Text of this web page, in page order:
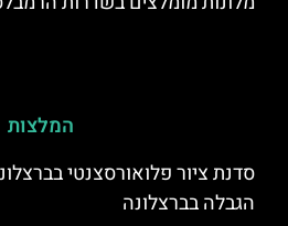
המלצות
סדנת ציור פלואורסצנטי
הגבלה בברצלונה